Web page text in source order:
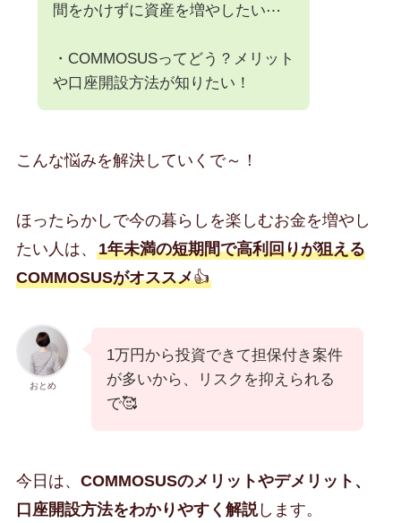
間をかけずに資産を増やしたい⋯
・COMMOSUSってどう？メリット
や口座開設方法が知りたい！
こんな悩みを解決していくで～！
ほったらかしで今の暮らしを楽しむお金を増やし
たい人は、 1年未満の短期間で高利回りが狙える
COMMOSUSがオススメ👍
おとめ
1万円から投資できて担保付き案件
が多いから、リスクを抑えられる
で🥰
今日は、 COMMOSUSのメリットやデメリット、
口座開設方法をわかりやすく解説します。